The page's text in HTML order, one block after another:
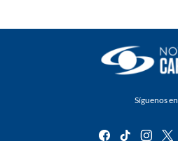
Síguenos
facebook
tiktok